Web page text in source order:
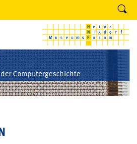
Computergeschichte